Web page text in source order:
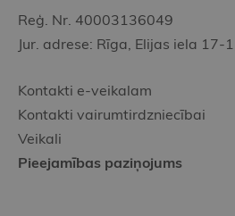
Reģ. Nr. 40003136049
Jur. adrese: Rīga, Elijas iela 17-
Kontakti e-veikalam
Kontakti vairumtirdzniecībai
Veikali
Pieejamības paziņojums